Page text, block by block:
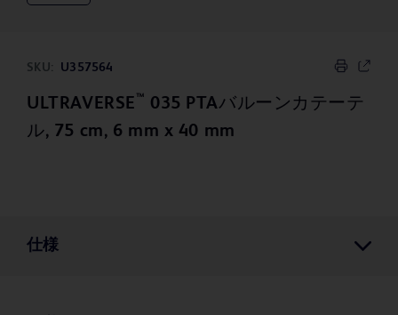
SKU: U357564
ULTRAVERSE ™ 035 PTAバルーンカテーテ
ル, 75 cm, 6 mm x 40 mm
仕様